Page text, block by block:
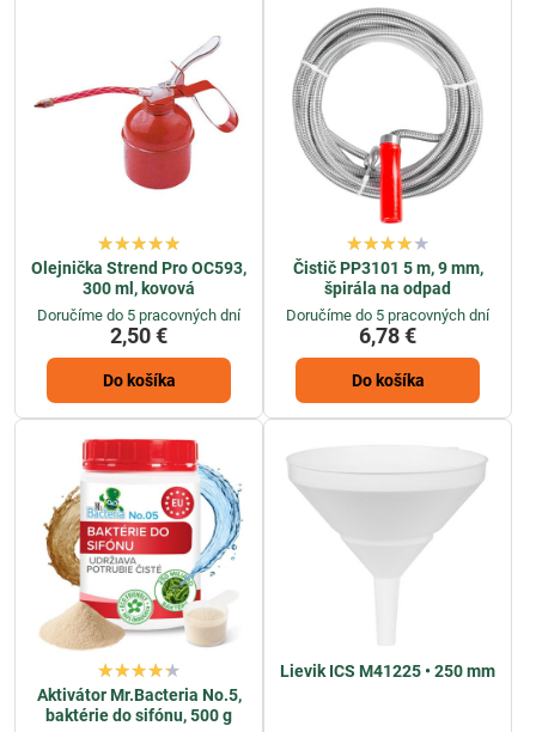
Olejnička Strend Pro OC593,
300 ml, kovová
Doručíme do 5 pracovných dní
2,50 €
Do košíka
Čistič PP3101 5 m, 9 mm,
špirála na odpad
Doručíme do 5 pracovných dní
6,78 €
Do košíka
Aktivátor Mr.Bacteria No.5,
baktérie do sifónu, 500 g
Lievik ICS M41225 • 250 mm